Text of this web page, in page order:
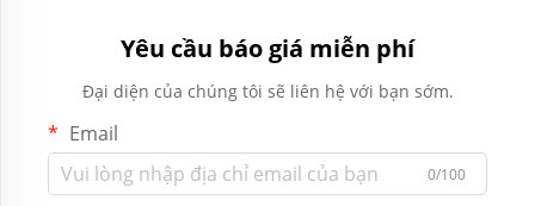
Yêu cầu báo giá miễn phí
Đại diện của chúng tôi sẽ liên hệ với bạn sớm.
Email
0/100